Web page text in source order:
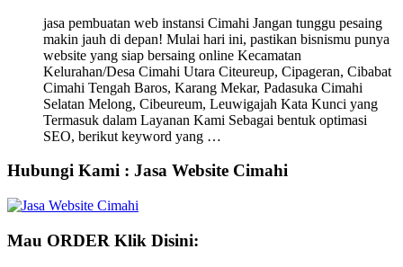
jasa pembuatan web instansi Cimahi Jangan tunggu pesaing
makin jauh di depan! Mulai hari ini, pastikan bisnismu punya
website yang siap bersaing online Kecamatan
Kelurahan/Desa Cimahi Utara Citeureup, Cipageran, Cibabat
Cimahi Tengah Baros, Karang Mekar, Padasuka Cimahi
Selatan Melong, Cibeureum, Leuwigajah Kata Kunci yang
Termasuk dalam Layanan Kami Sebagai bentuk optimasi
SEO, berikut keyword yang …
Hubungi Kami : Jasa Website Cimahi
Mau ORDER Klik Disini: